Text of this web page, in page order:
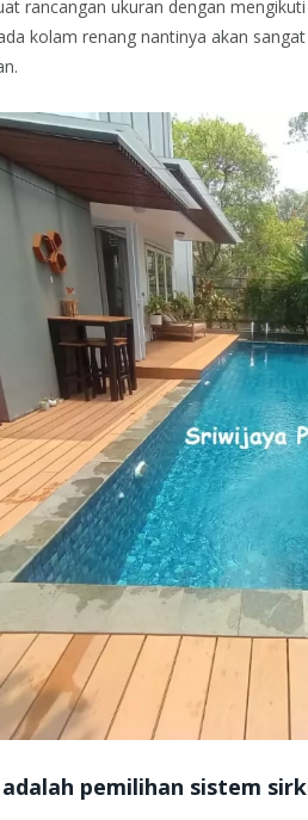
rancangan ukuran dengan
kolam renang nantinya akan
pemilihan sistem